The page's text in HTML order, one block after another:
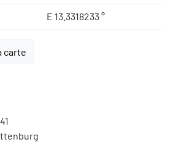
E 13.3318233 °
carte